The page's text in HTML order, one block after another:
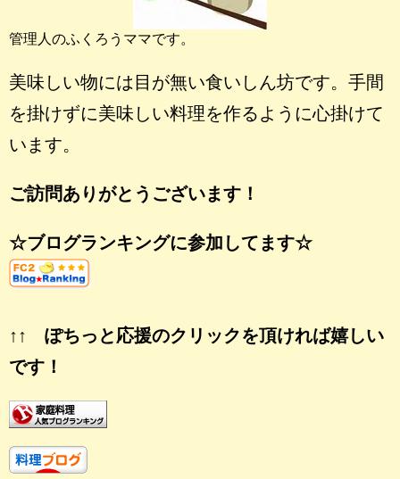
管理人のふくろうママです。
美味しい物には目が無い食いしん坊です。手間
を掛けずに美味しい料理を作るように心掛けて
います。
ご訪問ありがとうございます！
☆ブログランキングに参加してます☆
↑↑ ぽちっと応援のクリックを頂ければ嬉しい
です！